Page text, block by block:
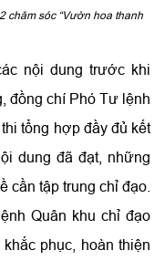
chăm sóc “Vườn hoa thanh
nội dung trước khi
đồng chí Phó Tư lệnh
tổng hợp đầy đủ kết
dung đã đạt, những
cần tập trung chỉ đạo.
Quân khu chỉ đạo
phục, hoàn thiện